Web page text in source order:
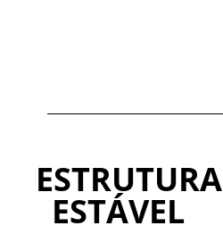
ESTRUTURA
ESTÁVEL